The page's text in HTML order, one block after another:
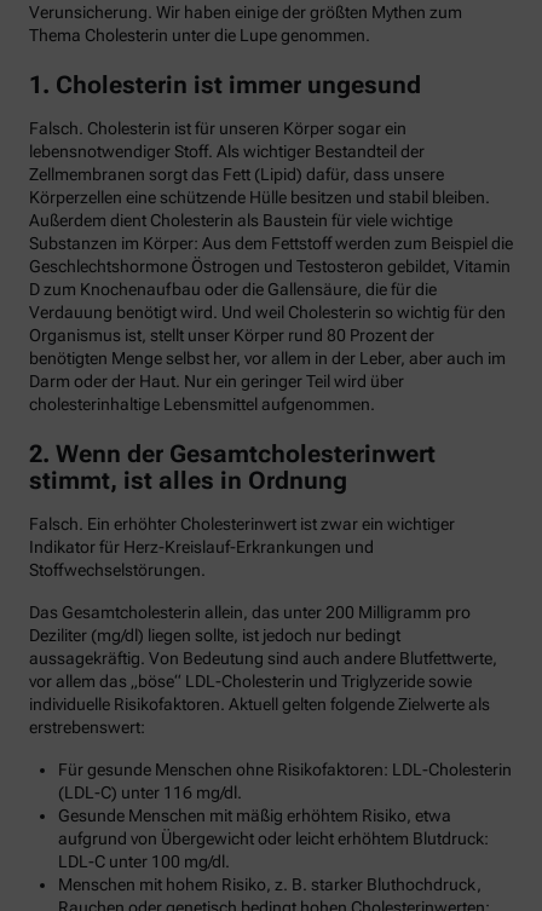
Verunsicherung. Wir haben einige der größten Mythen zum
Thema Cholesterin unter die Lupe genommen.
1. Cholesterin ist immer ungesund
Falsch. Cholesterin ist für unseren Körper sogar ein
lebensnotwendiger Stoff. Als wichtiger Bestandteil der
Zellmembranen sorgt das Fett (Lipid) dafür, dass unsere
Körperzellen eine schützende Hülle besitzen und stabil bleiben.
Außerdem dient Cholesterin als Baustein für viele wichtige
Substanzen im Körper: Aus dem Fettstoff werden zum Beispiel die
Geschlechtshormone Östrogen und Testosteron gebildet, Vitamin
D zum Knochenaufbau oder die Gallensäure, die für die
Verdauung benötigt wird. Und weil Cholesterin so wichtig für den
Organismus ist, stellt unser Körper rund 80 Prozent der
benötigten Menge selbst her, vor allem in der Leber, aber auch im
Darm oder der Haut. Nur ein geringer Teil wird über
cholesterinhaltige Lebensmittel aufgenommen.
2. Wenn der Gesamtcholesterinwert
stimmt, ist alles in Ordnung
Falsch. Ein erhöhter Cholesterinwert ist zwar ein wichtiger
Indikator für Herz-Kreislauf-Erkrankungen und
Stoffwechselstörungen.
Das Gesamtcholesterin allein, das unter 200 Milligramm pro
Deziliter (mg/dl) liegen sollte, ist jedoch nur bedingt
aussagekräftig. Von Bedeutung sind auch andere Blutfettwerte,
vor allem das „böse“ LDL-Cholesterin und Triglyzeride sowie
individuelle Risikofaktoren. Aktuell gelten folgende Zielwerte als
erstrebenswert:
Für gesunde Menschen ohne Risikofaktoren: LDL-Cholesterin
(LDL-C) unter 116 mg/dl.
Gesunde Menschen mit mäßig erhöhtem Risiko, etwa
aufgrund von Übergewicht oder leicht erhöhtem Blutdruck:
LDL-C unter 100 mg/dl.
Menschen mit hohem Risiko, z. B. starker Bluthochdruck,
Rauchen oder genetisch bedingt hohen Cholesterinwerten: